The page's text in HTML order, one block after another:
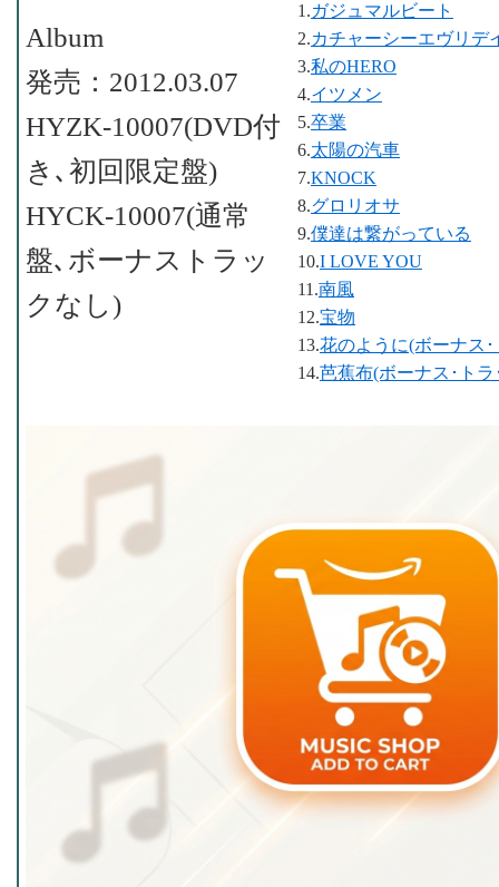
1.ガジュマルビート
2.カチャーシーエヴリデ
3.私のHERO
4.イツメン
5.卒業
6.太陽の汽車
7.KNOCK
8.グロリオサ
9.僕達は繋がっている
10.I LOVE YOU
11.南風
12.宝物
13.花のように(ボーナス
14.芭蕉布(ボーナス･トラ
Album
発売：2012.03.07
HYZK-10007(DVD付
き､初回限定盤)
HYCK-10007(通常
盤､ボーナストラッ
クなし)